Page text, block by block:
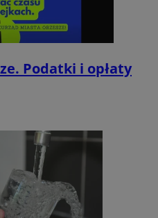
Podatki i opłaty